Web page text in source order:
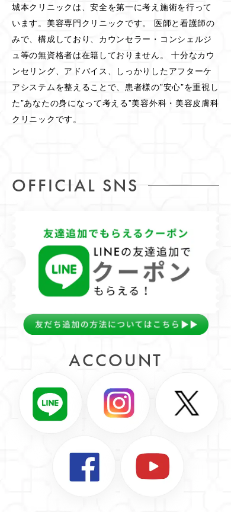
城本クリニックは、安全を第一に考え施術を行って
います。美容専門クリニックです。 医師と看護師の
みで、構成しており、カウンセラー・コンシェルジ
ュ等の無資格者は在籍しておりません。 十分なカウ
ンセリング、アドバイス、しっかりしたアフターケ
アシステムを整えることで、患者様の”安心”を重視し
た”あなたの身になって考える”美容外科・美容皮膚科
クリニックです。
OFFICIAL SNS
ACCOUNT